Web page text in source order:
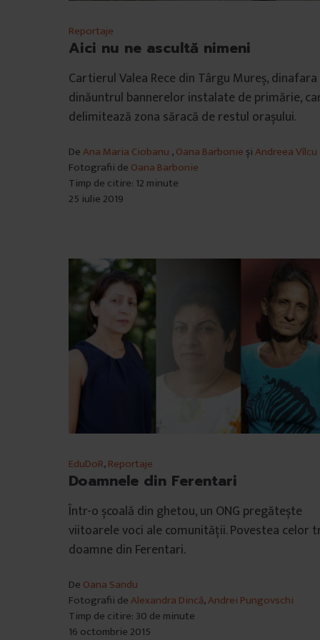
Reportaje
Aici nu ne ascultă nimeni
Cartierul Valea Rece din Târgu Mureș, dinafara
dinăuntrul bannerelor instalate de primărie,
delimitează zona săracă de restul orașului.
DeAna Maria Ciobanu ,Oana Barbonie șiAndreea Vîlcu
Fotografii de Oana Barbonie
Timp de citire: 12 minute
25 iulie 2019
EduDoR,Reportaje
Doamnele din Ferentari
Într-o școală din ghetou, un ONG pregătește
viitoarele voci ale comunității. Povestea celor
doamne din Ferentari.
De Oana Sandu
Fotografii deAlexandra Dincă,Andrei Pungovschi
Timp de citire: 30 de minute
16 octombrie 2015